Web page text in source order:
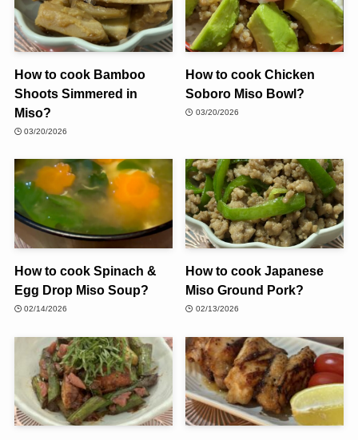
How to cook Bamboo
Shoots Simmered in
Miso?
03/20/2026
How to cook Chicken
Soboro Miso Bowl?
03/20/2026
How to cook Spinach &
Egg Drop Miso Soup?
02/14/2026
How to cook Japanese
Miso Ground Pork?
02/13/2026